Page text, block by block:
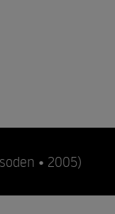
• 2005)